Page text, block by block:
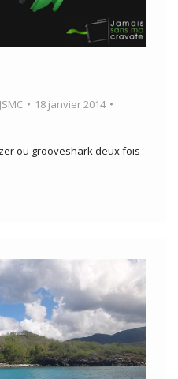
18 janvier 2014
ou grooveshark deux fois